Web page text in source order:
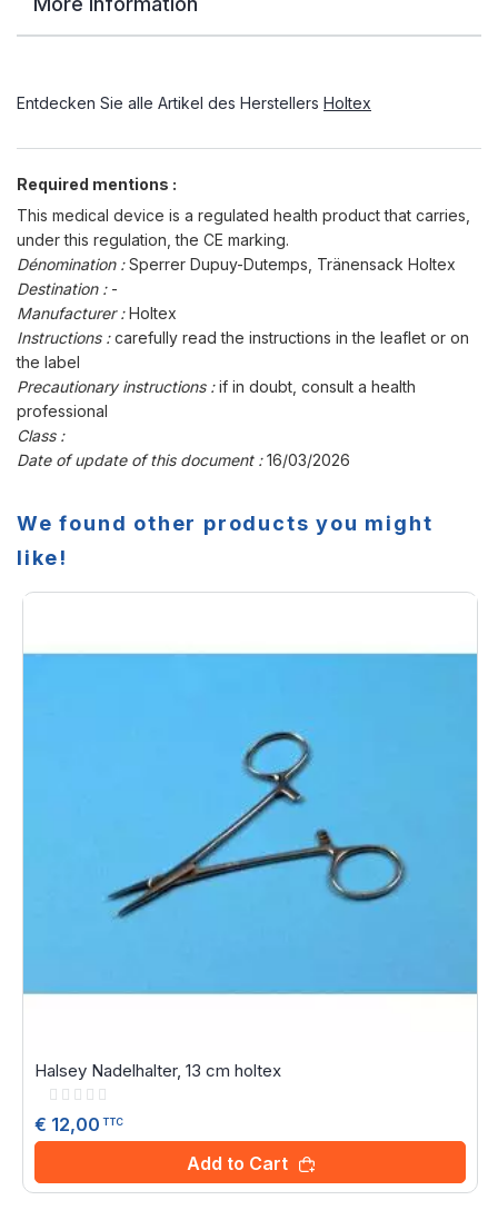
Entdecken Sie alle Artikel des Herstellers Holtex
Required mentions :
This medical device is a regulated health product that carries,
under this regulation, the CE marking.
Dénomination :Sperrer Dupuy-Dutemps, Tränensack Holtex
Destination : -
Manufacturer :Holtex
Instructions :carefully read the instructions in the leaflet or on
the label
Precautionary instructions :if in doubt, consult a health
professional
Class :
Date of update of this document :16/03/2026
We found other products you might
like!
Halsey Nadelhalter, 13 cm holtex
Rating:
€ 12,00 TTC
Add to Cart